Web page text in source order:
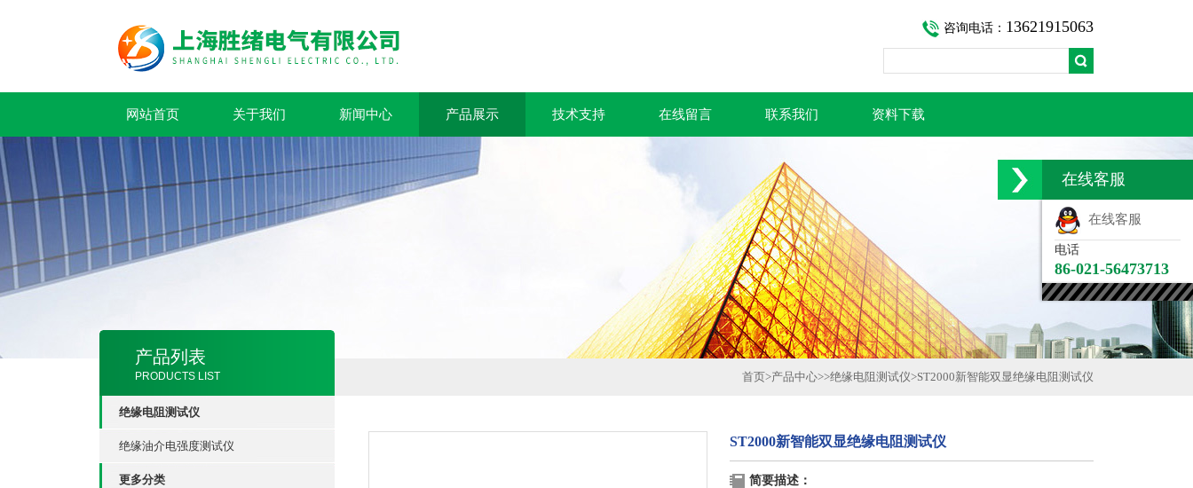
咨询电话： 13621915063
网站首页 关于我们 新闻中心 产品展示 技术支持 在线留言 联系我们 资料下载
产品列表
PRODUCTS LIST
绝缘电阻测试仪
绝缘油介电强度测试仪
更多分类
首页>产品中心>>绝缘电阻测试仪>ST2000新智能双显绝缘电阻测试仪
ST2000新智能双显绝缘电阻测试仪
简要描述：
在线客服
在线客服
电话
86-021-56473713